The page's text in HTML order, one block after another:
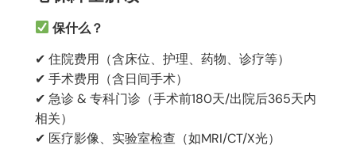
保什么？
✔ 住院费用（含床位、护理、药物、诊疗等）
✔ 手术费用（含日间手术）
✔ 急诊 & 专科门诊（手术前180天/出院后365天内
相关）
✔ 医疗影像、实验室检查（如MRI/CT/X光）